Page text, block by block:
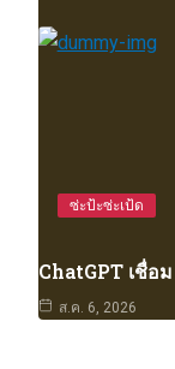
ซ่ะป้ะซ่ะเป้ด
ChatGPT เชื่
ส.ค. 6, 2026